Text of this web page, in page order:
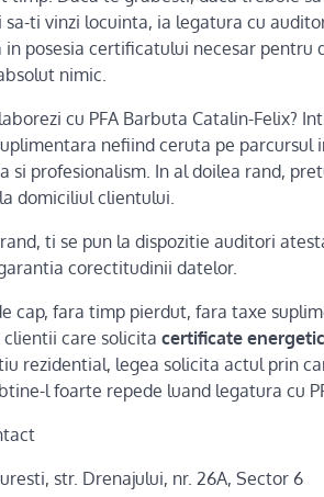
sa-ti vinzi locuinta, ia legatura cu
posesia certificatului necesar pentru
nimic.
cu PFA Barbuta Catalin-Felix?
nefiind ceruta pe
si profesionalism. In al doilea rand,
domiciliul clientului.
ti se pun la dispozitie auditori
corectitudinii datelor.
cap, fara timp pierdut, fara taxe
clientii care solicita certificate
rezidential, legea solicita actul prin
l foarte repede luand legatura cu
str. Drenajului, nr. 26A, Sector 6